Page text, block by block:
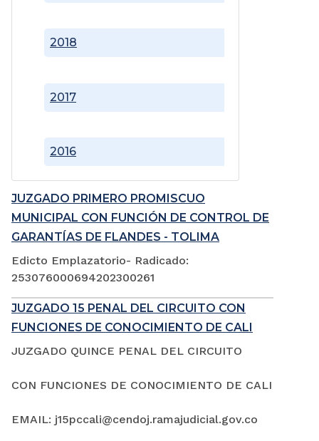
2016
2017
2018
JUZGADO PRIMERO PROMISCUO
MUNICIPAL CON FUNCIÓN DE CONTROL DE
GARANTÍAS DE FLANDES - TOLIMA
Edicto Emplazatorio- Radicado:
253076000694202300261
JUZGADO 15 PENAL DEL CIRCUITO CON
FUNCIONES DE CONOCIMIENTO DE CALI
JUZGADO QUINCE PENAL DEL CIRCUITO
CON FUNCIONES DE CONOCIMIENTO DE CALI
EMAIL: j15pccali@cendoj.ramajudicial.gov.co